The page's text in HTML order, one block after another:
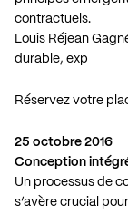
contractuels.
Louis Réjean
durable, exp
Réservez votre
25 octobre 2016
Conception
Un processus de
s’avère crucial